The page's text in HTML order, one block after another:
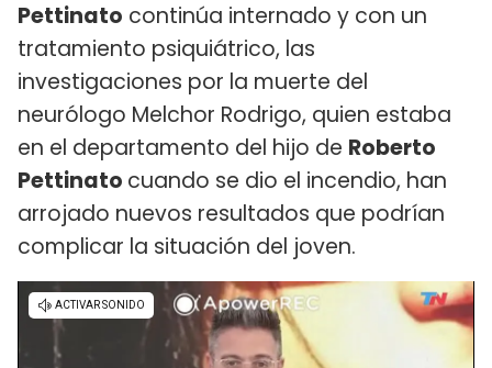
Pettinato continúa internado y con un
tratamiento psiquiátrico, las
investigaciones por la muerte del
neurólogo Melchor Rodrigo, quien estaba
en el departamento del hijo de Roberto
Pettinato cuando se dio el incendio, han
arrojado nuevos resultados que podrían
complicar la situación del joven.